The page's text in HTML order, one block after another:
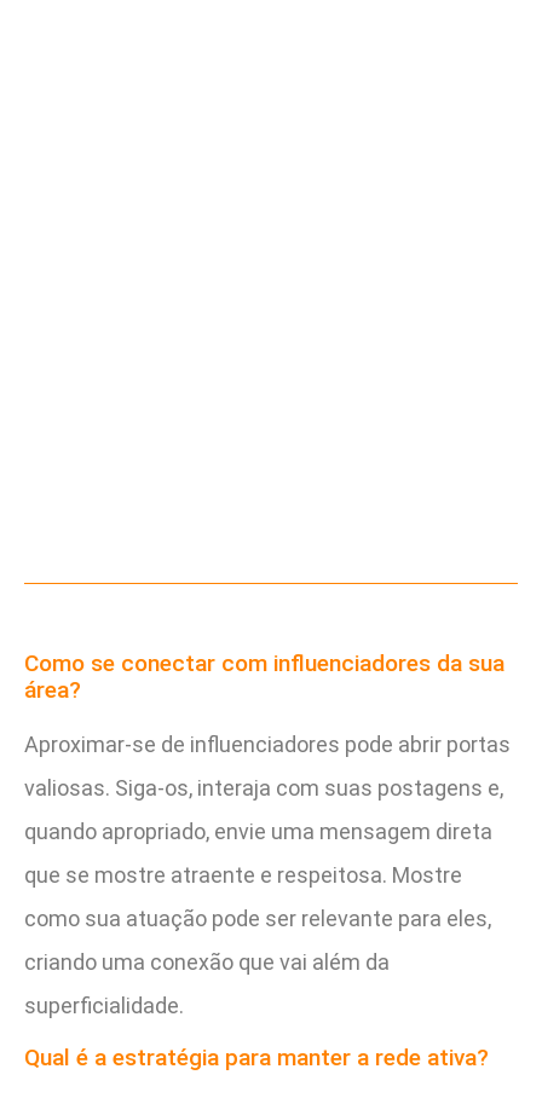
Como se conectar com influenciadores da sua
área?
Aproximar-se de influenciadores pode abrir portas
valiosas. Siga-os, interaja com suas postagens e,
quando apropriado, envie uma mensagem direta
que se mostre atraente e respeitosa. Mostre
como sua atuação pode ser relevante para eles,
criando uma conexão que vai além da
superficialidade.
Qual é a estratégia para manter a rede ativa?